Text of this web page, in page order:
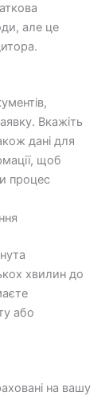
але це
Вкажіть
дані для
щоб
процес
хвилин до
або
на вашу